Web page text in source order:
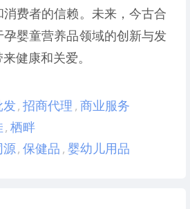
费者的信赖。未来，今古合
婴童营养品领域的创新与发
健康和关爱。
发, 招商代理 , 商业服务
, 栖畔
源, 保健品 , 婴幼儿用品